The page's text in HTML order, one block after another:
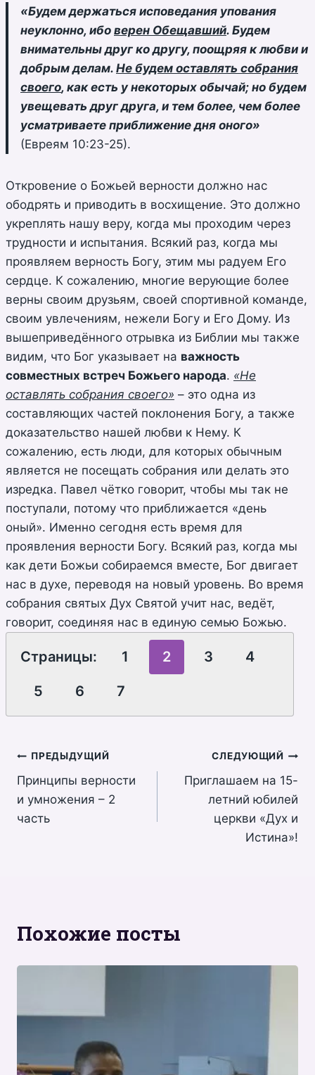
«Будем держаться исповедания упования
неуклонно, ибо верен Обещавший. Будем
внимательны друг ко другу, поощряя к любви и
добрым делам. Не будем оставлять собрания
своего, как есть у некоторых обычай; но будем
увещевать друг друга, и тем более, чем более
усматриваете приближение дня оного»
(Евреям 10:23-25).
Откровение о Божьей верности должно нас
ободрять и приводить в восхищение. Это должно
укреплять нашу веру, когда мы проходим через
трудности и испытания. Всякий раз, когда мы
проявляем верность Богу, этим мы радуем Его
сердце. К сожалению, многие верующие более
верны своим друзьям, своей спортивной команде,
своим увлечениям, нежели Богу и Его Дому. Из
вышеприведённого отрывка из Библии мы также
видим, что Бог указывает на важность
совместных встреч Божьего народа. «Не
оставлять собрания своего» – это одна из
составляющих частей поклонения Богу, а также
доказательство нашей любви к Нему. К
сожалению, есть люди, для которых обычным
является не посещать собрания или делать это
изредка. Павел чётко говорит, чтобы мы так не
поступали, потому что приближается «день
оный». Именно сегодня есть время для
проявления верности Богу. Всякий раз, когда мы
как дети Божьи собираемся вместе, Бог двигает
нас в духе, переводя на новый уровень. Во время
собрания святых Дух Святой учит нас, ведёт,
говорит, соединяя нас в единую семью Божью.
Страницы: 1 2 3 4
5 6 7
Навигация
по
записям
ПРЕДЫДУЩИЙ
Принципы верности
и умножения – 2
часть
СЛЕДУЮЩИЙ
Приглашаем на 15-
летний юбилей
церкви «Дух и
Истина»!
Похожие посты